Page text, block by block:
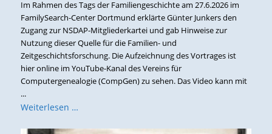
Im Rahmen des Tags der Familiengeschichte am 27.6.2026 im
FamilySearch-Center Dortmund erklärte Günter Junkers den
Zugang zur NSDAP-Mitgliederkartei und gab Hinweise zur
Nutzung dieser Quelle für die Familien- und
Zeitgeschichtsforschung. Die Aufzeichnung des Vortrages ist
hier online im YouTube-Kanal des Vereins für
Computergenealogie (CompGen) zu sehen. Das Video kann mit
...
Weiterlesen …